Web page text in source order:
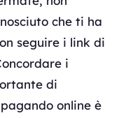
che ti ha
seguire i link di
i
di
online è